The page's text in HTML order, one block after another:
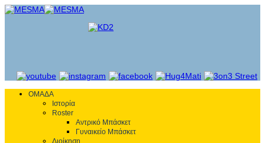
ΟΜΑΔΑ
Ιστορία
Roster
Αντρικό Μπάσκετ
Γυναικείο Μπάσκετ
Διοίκηση